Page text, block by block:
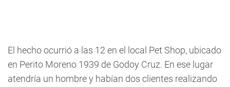
El hecho ocurrió a las 12 en el local Pet Shop, ubicado
en Perito Moreno 1939 de Godoy Cruz. En ese lugar
atendría un hombre y habían dos clientes realizando